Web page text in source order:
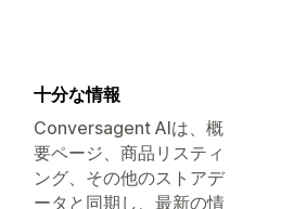
十分な情報
Conversagent AIは、概
要ページ、商品リスティ
ング、その他のストアデ
ータと同期し、最新の情